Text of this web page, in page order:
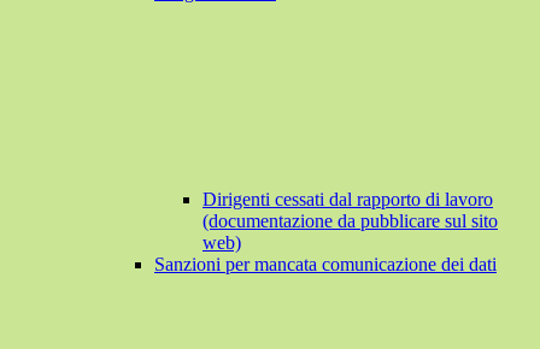
Dirigenti cessati dal rapporto di lavoro
(documentazione da pubblicare sul sito
web)
Sanzioni per mancata comunicazione dei dati